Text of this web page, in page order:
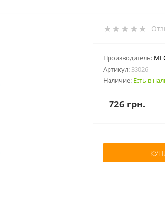
Производитель:
Артикул: 33026
Наличие: Есть в
726 грн.